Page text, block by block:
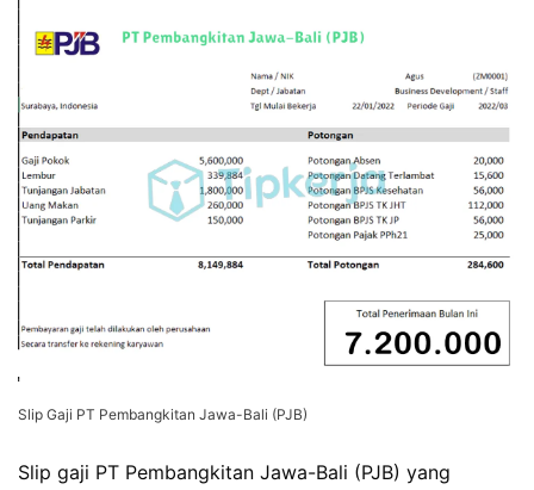
Slip Gaji PT Pembangkitan Jawa-Bali (PJB)
Slip gaji PT Pembangkitan Jawa-Bali (PJB) yang